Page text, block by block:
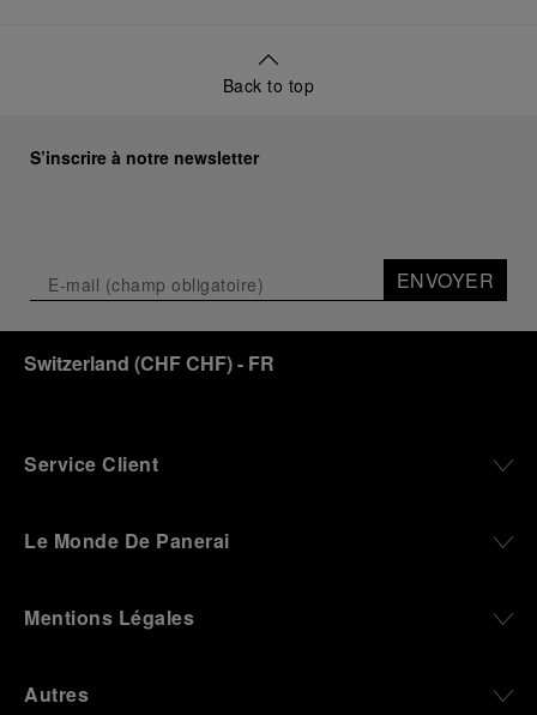
Back to top
S’inscrire à notre newsletter
ENVOYER
Switzerland (CHF CHF)- FR
Service Client
Le Monde De Panerai
Mentions Légales
Autres